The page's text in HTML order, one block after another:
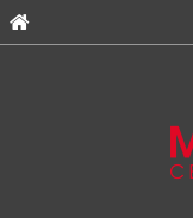
Skip
to